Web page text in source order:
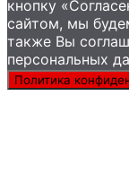
кнопку
сайтом, мы
также Вы
персональных
Политика